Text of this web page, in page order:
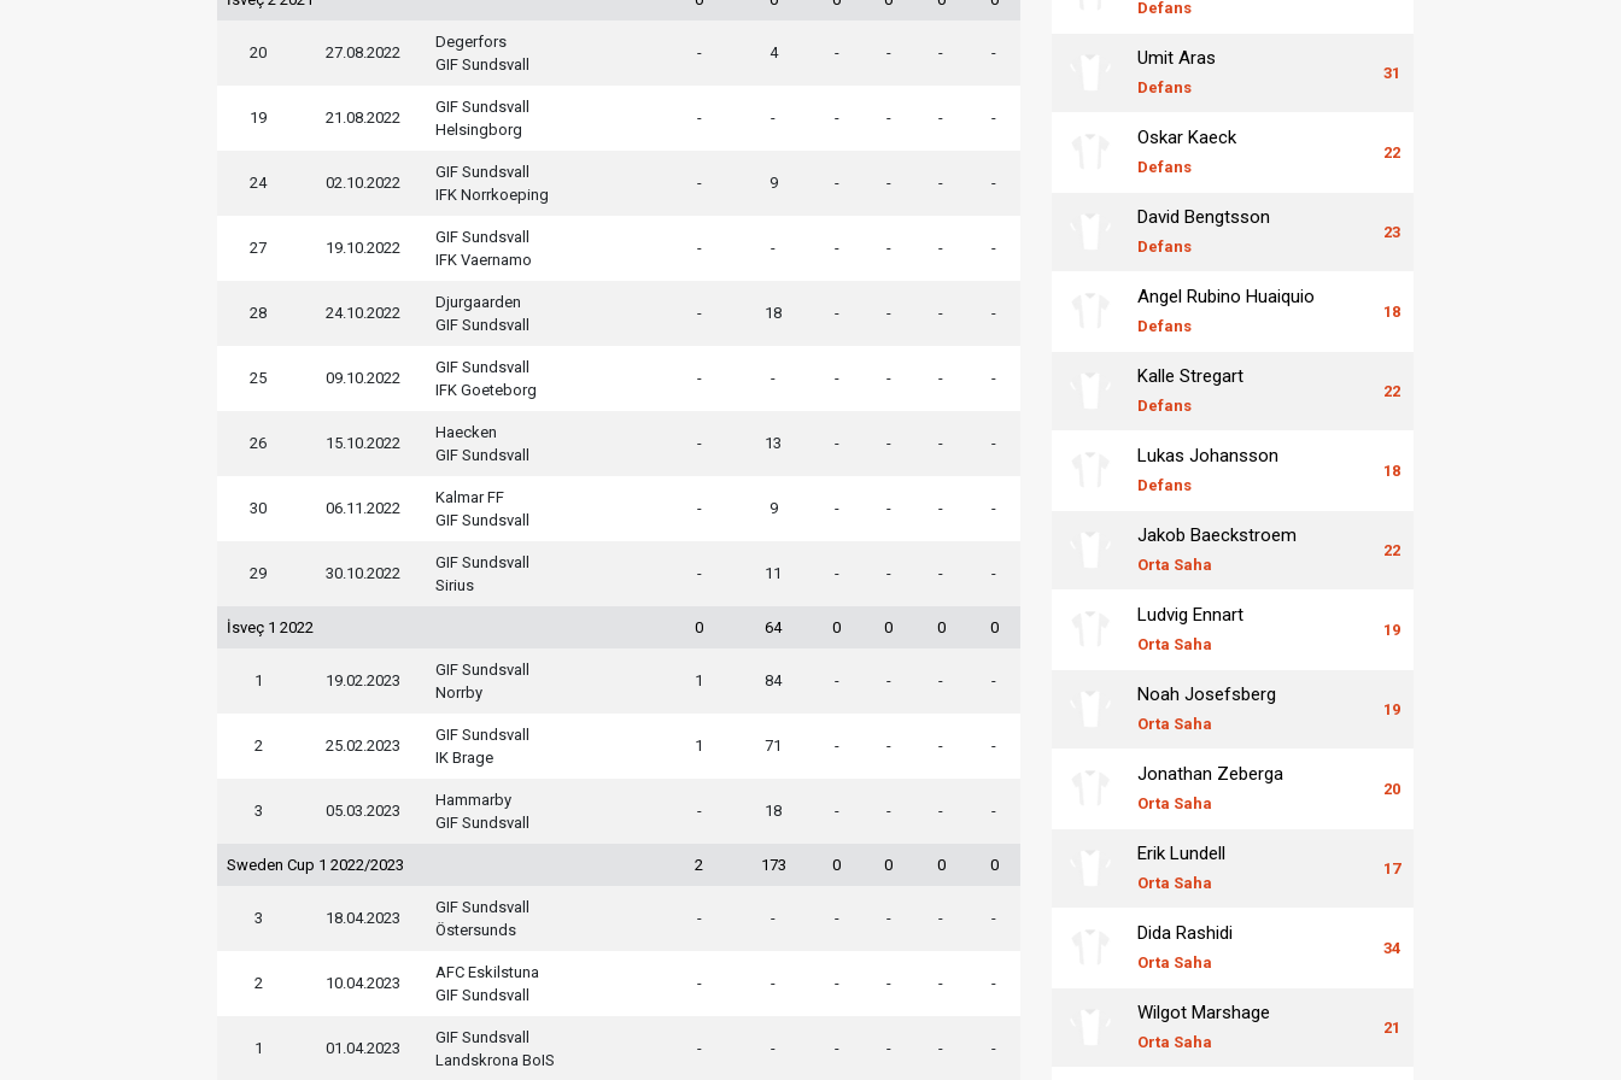
20 27.08.2022
Degerfors
GIF Sundsvall
- 4 - - - -
19 21.08.2022
GIF Sundsvall
Helsingborg
- - - - - -
24 02.10.2022
GIF Sundsvall
IFK Norrkoeping
- 9 - - - -
27 19.10.2022
GIF Sundsvall
IFK Vaernamo
- - - - - -
28 24.10.2022
Djurgaarden
GIF Sundsvall
- 18 - - - -
25 09.10.2022
GIF Sundsvall
IFK Goeteborg
- - - - - -
26 15.10.2022
Haecken
GIF Sundsvall
- 13 - - - -
30 06.11.2022
Kalmar FF
GIF Sundsvall
- 9 - - - -
29 30.10.2022
GIF Sundsvall
Sirius
- 11 - - - -
İsveç 1 2022 0 64 0 0 0 0
1 19.02.2023
GIF Sundsvall
Norrby
1 84 - - - -
2 25.02.2023
GIF Sundsvall
IK Brage
1 71 - - - -
3 05.03.2023
Hammarby
GIF Sundsvall
- 18 - - - -
Sweden Cup 1 2022/2023 2 173 0 0 0 0
3 18.04.2023
GIF Sundsvall
Östersunds
- - - - - -
2 10.04.2023
AFC Eskilstuna
GIF Sundsvall
- - - - - -
1 01.04.2023
GIF Sundsvall
Landskrona BoIS
- - - - - -
Defans
Umit Aras
Defans
31
Oskar Kaeck
Defans
22
David Bengtsson
Defans
23
Angel Rubino Huaiquio
Defans
18
Kalle Stregart
Defans
22
Lukas Johansson
Defans
18
Jakob Baeckstroem
Orta Saha
22
Ludvig Ennart
Orta Saha
19
Noah Josefsberg
Orta Saha
19
Jonathan Zeberga
Orta Saha
20
Erik Lundell
Orta Saha
17
Dida Rashidi
Orta Saha
34
Wilgot Marshage
Orta Saha
21